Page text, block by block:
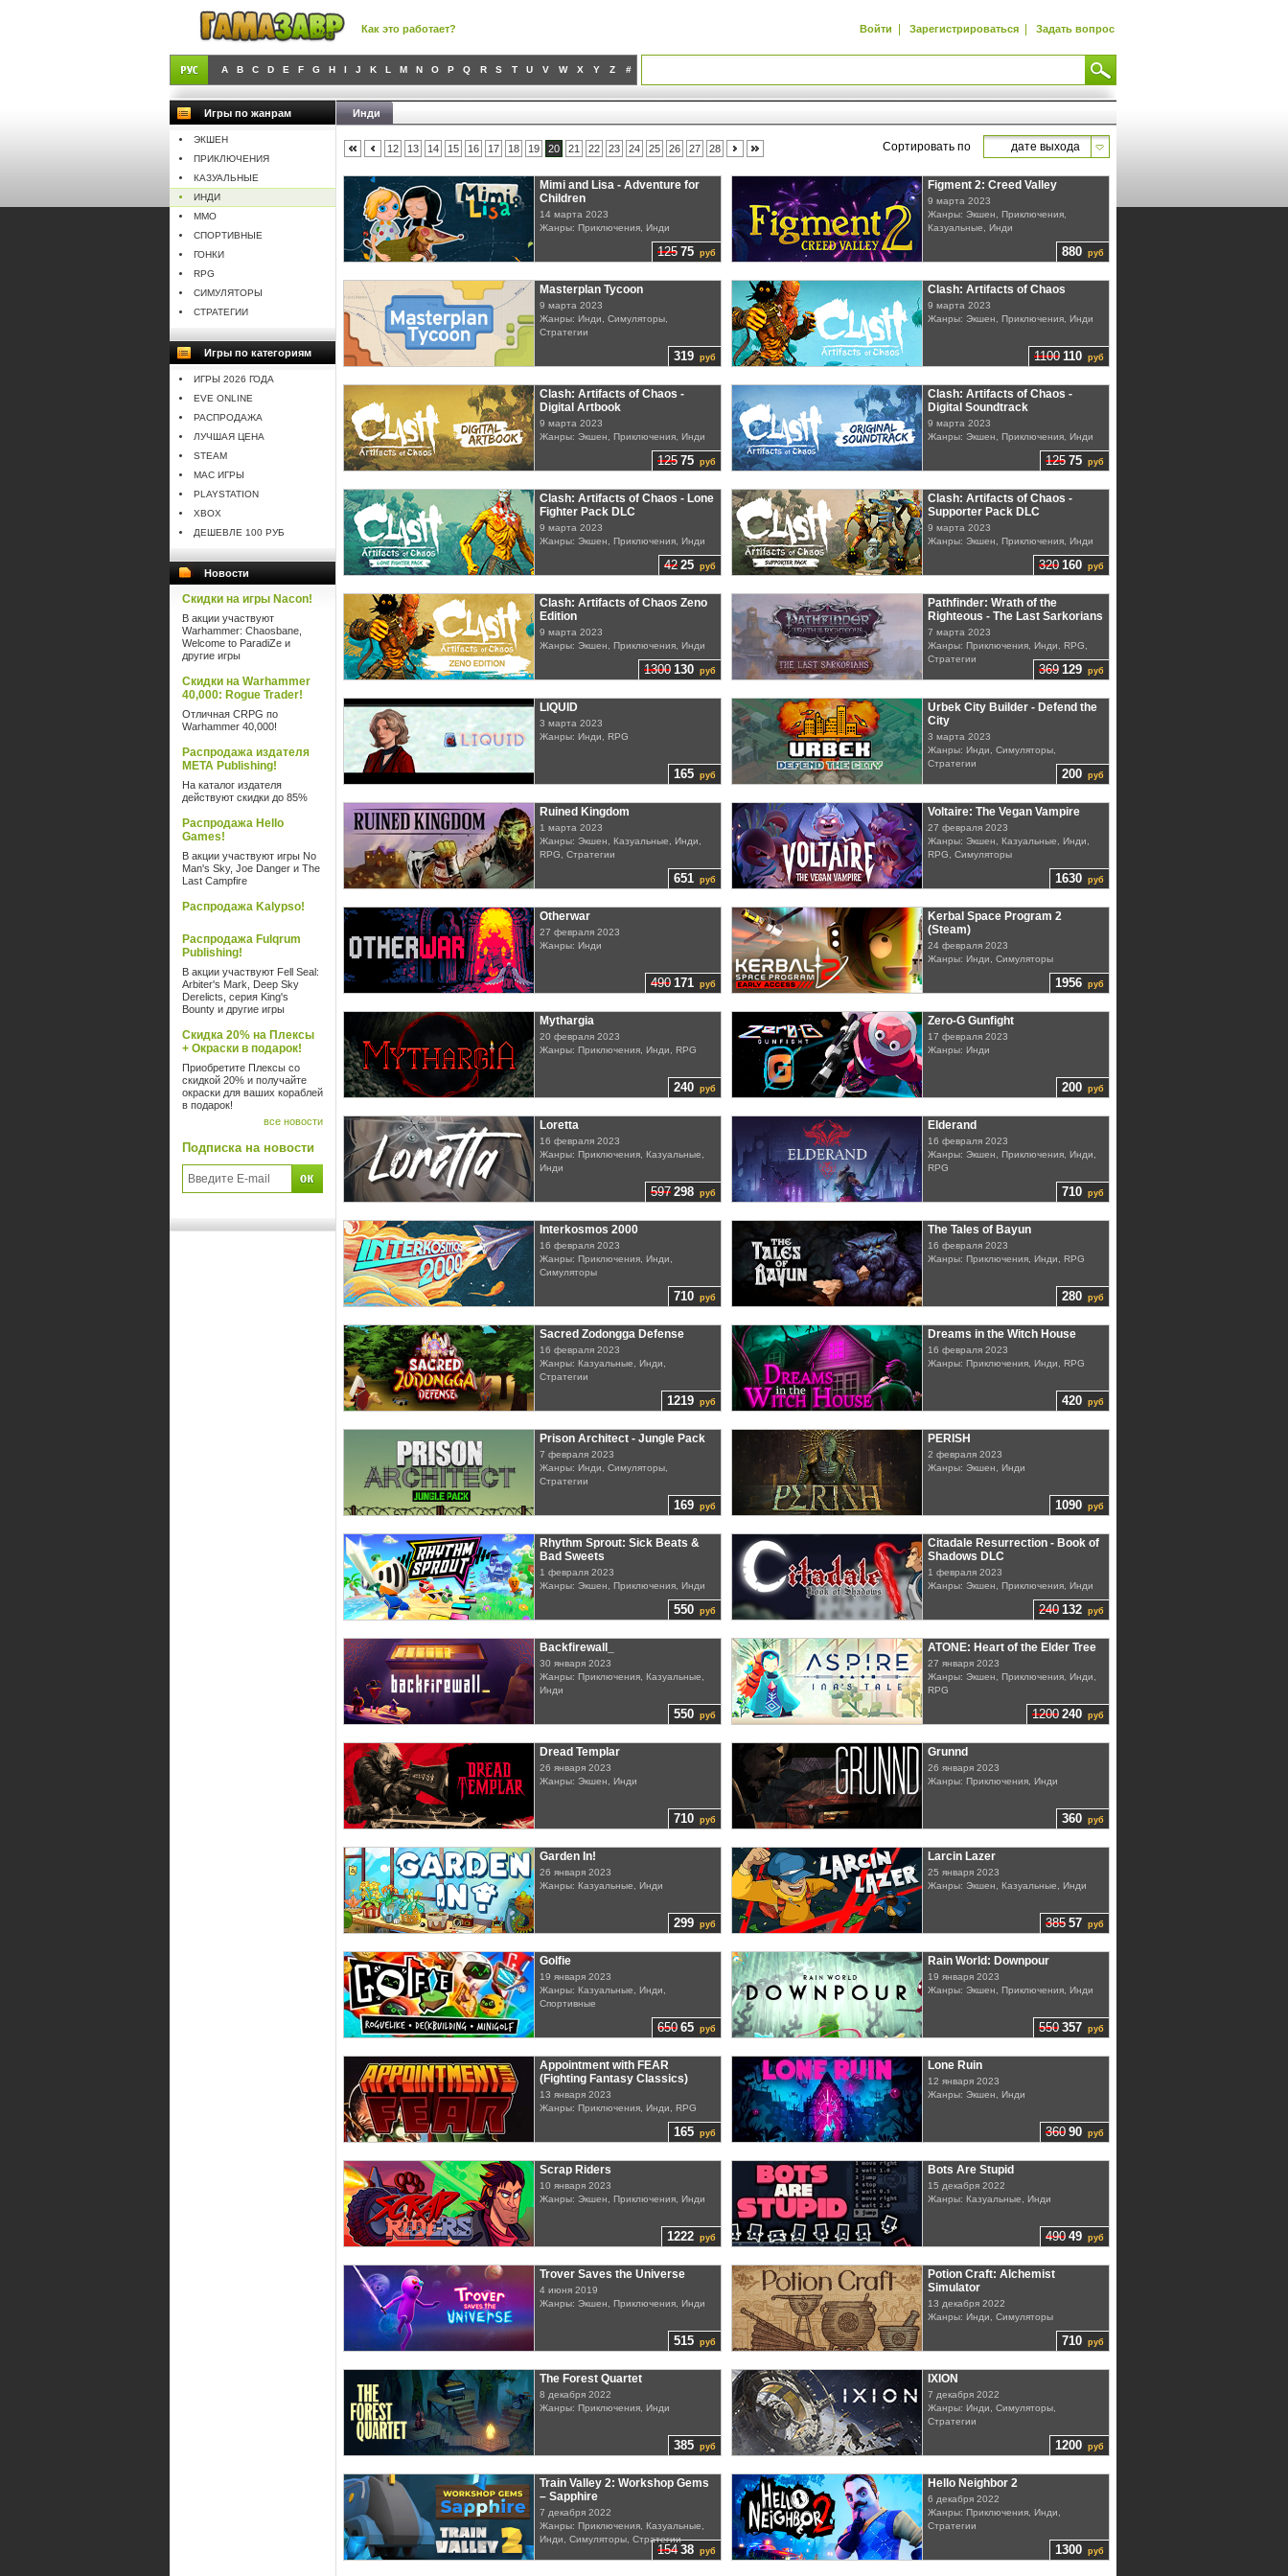
Как это работает? Войти | Зарегистрироваться | Задать вопрос
A B C D E F G H I J K L M N O P Q R S T U V W X Y Z #
Игры по жанрам
ЭКШЕН
ПРИКЛЮЧЕНИЯ
КАЗУАЛЬНЫЕ
ИНДИ
MMO
СПОРТИВНЫЕ
ГОНКИ
RPG
СИМУЛЯТОРЫ
СТРАТЕГИИ
Игры по категориям
ИГРЫ 2026 ГОДА
EVE ONLINE
РАСПРОДАЖА
ЛУЧШАЯ ЦЕНА
STEAM
MAC ИГРЫ
PLAYSTATION
XBOX
ДЕШЕВЛЕ 100 РУБ
Новости
Скидки на игры Nacon!
В акции участвуют
Warhammer: Chaosbane,
Welcome to ParadiZe и
другие игры
Скидки на Warhammer
40,000: Rogue Trader!
Отличная CRPG по
Warhammer 40,000!
Распродажа издателя
META Publishing!
На каталог издателя
действуют скидки до 85%
Распродажа Hello
Games!
В акции участвуют игры No
Man's Sky, Joe Danger и The
Last Campfire
Распродажа Kalypso!
Распродажа Fulqrum
Publishing!
В акции участвуют Fell Seal:
Arbiter's Mark, Deep Sky
Derelicts, серия King's
Bounty и другие игры
Скидка 20% на Плексы
+ Окраски в подарок!
Приобретите Плексы со
скидкой 20% и получайте
окраски для ваших кораблей
в подарок!
все новости
Подписка на новости
Инди
12 13 14 15 16 17 18 19 20 21 22 23 24 25 26 27 28 Сортировать по дате выхода
125 75 руб
Mimi and Lisa - Adventure for
Children
14 марта 2023
Жанры: Приключения, Инди
880 руб
Figment 2: Creed Valley
9 марта 2023
Жанры: Экшен, Приключения,
Казуальные, Инди
319 руб
Masterplan Tycoon
9 марта 2023
Жанры: Инди, Симуляторы,
Стратегии
1100 110 руб
Clash: Artifacts of Chaos
9 марта 2023
Жанры: Экшен, Приключения, Инди
125 75 руб
Clash: Artifacts of Chaos -
Digital Artbook
9 марта 2023
Жанры: Экшен, Приключения, Инди
125 75 руб
Clash: Artifacts of Chaos -
Digital Soundtrack
9 марта 2023
Жанры: Экшен, Приключения, Инди
42 25 руб
Clash: Artifacts of Chaos - Lone
Fighter Pack DLC
9 марта 2023
Жанры: Экшен, Приключения, Инди
320 160 руб
Clash: Artifacts of Chaos -
Supporter Pack DLC
9 марта 2023
Жанры: Экшен, Приключения, Инди
1300 130 руб
Clash: Artifacts of Chaos Zeno
Edition
9 марта 2023
Жанры: Экшен, Приключения, Инди
369 129 руб
Pathfinder: Wrath of the
Righteous - The Last Sarkorians
7 марта 2023
Жанры: Приключения, Инди, RPG,
Стратегии
165 руб
LIQUID
3 марта 2023
Жанры: Инди, RPG
200 руб
Urbek City Builder - Defend the
City
3 марта 2023
Жанры: Инди, Симуляторы,
Стратегии
651 руб
Ruined Kingdom
1 марта 2023
Жанры: Экшен, Казуальные, Инди,
RPG, Стратегии
1630 руб
Voltaire: The Vegan Vampire
27 февраля 2023
Жанры: Экшен, Казуальные, Инди,
RPG, Симуляторы
490 171 руб
Otherwar
27 февраля 2023
Жанры: Инди
1956 руб
Kerbal Space Program 2
(Steam)
24 февраля 2023
Жанры: Инди, Симуляторы
240 руб
Mythargia
20 февраля 2023
Жанры: Приключения, Инди, RPG
200 руб
Zero-G Gunfight
17 февраля 2023
Жанры: Инди
597 298 руб
Loretta
16 февраля 2023
Жанры: Приключения, Казуальные,
Инди
710 руб
Elderand
16 февраля 2023
Жанры: Экшен, Приключения, Инди,
RPG
710 руб
Interkosmos 2000
16 февраля 2023
Жанры: Приключения, Инди,
Симуляторы
280 руб
The Tales of Bayun
16 февраля 2023
Жанры: Приключения, Инди, RPG
1219 руб
Sacred Zodongga Defense
16 февраля 2023
Жанры: Казуальные, Инди,
Стратегии
420 руб
Dreams in the Witch House
16 февраля 2023
Жанры: Приключения, Инди, RPG
169 руб
Prison Architect - Jungle Pack
7 февраля 2023
Жанры: Инди, Симуляторы,
Стратегии
1090 руб
PERISH
2 февраля 2023
Жанры: Экшен, Инди
550 руб
Rhythm Sprout: Sick Beats &
Bad Sweets
1 февраля 2023
Жанры: Экшен, Приключения, Инди
240 132 руб
Citadale Resurrection - Book of
Shadows DLC
1 февраля 2023
Жанры: Экшен, Приключения, Инди
550 руб
Backfirewall_
30 января 2023
Жанры: Приключения, Казуальные,
Инди
1200 240 руб
ATONE: Heart of the Elder Tree
27 января 2023
Жанры: Экшен, Приключения, Инди,
RPG
710 руб
Dread Templar
26 января 2023
Жанры: Экшен, Инди
360 руб
Grunnd
26 января 2023
Жанры: Приключения, Инди
299 руб
Garden In!
26 января 2023
Жанры: Казуальные, Инди
385 57 руб
Larcin Lazer
25 января 2023
Жанры: Экшен, Казуальные, Инди
650 65 руб
Golfie
19 января 2023
Жанры: Казуальные, Инди,
Спортивные
550 357 руб
Rain World: Downpour
19 января 2023
Жанры: Экшен, Приключения, Инди
165 руб
Appointment with FEAR
(Fighting Fantasy Classics)
13 января 2023
Жанры: Приключения, Инди, RPG
360 90 руб
Lone Ruin
12 января 2023
Жанры: Экшен, Инди
1222 руб
Scrap Riders
10 января 2023
Жанры: Экшен, Приключения, Инди
490 49 руб
Bots Are Stupid
15 декабря 2022
Жанры: Казуальные, Инди
515 руб
Trover Saves the Universe
4 июня 2019
Жанры: Экшен, Приключения, Инди
710 руб
Potion Craft: Alchemist
Simulator
13 декабря 2022
Жанры: Инди, Симуляторы
385 руб
The Forest Quartet
8 декабря 2022
Жанры: Приключения, Инди
1200 руб
IXION
7 декабря 2022
Жанры: Инди, Симуляторы,
Стратегии
154 38 руб
Train Valley 2: Workshop Gems
– Sapphire
7 декабря 2022
Жанры: Приключения, Казуальные,
Инди, Симуляторы, Стратегии
1300 руб
Hello Neighbor 2
6 декабря 2022
Жанры: Приключения, Инди,
Стратегии